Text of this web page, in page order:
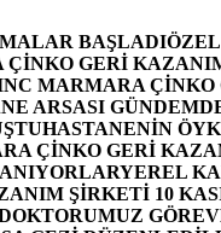
BAŞLADI
GERİ
MARMARA ÇİNKO
ARSASI
HASTANENİN
ÇİNKO GERİ
YEREL
ŞİRKETİ 10